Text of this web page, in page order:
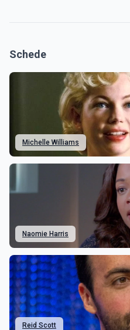
Schede
Michelle Williams
Naomie Harris
Reid Scott